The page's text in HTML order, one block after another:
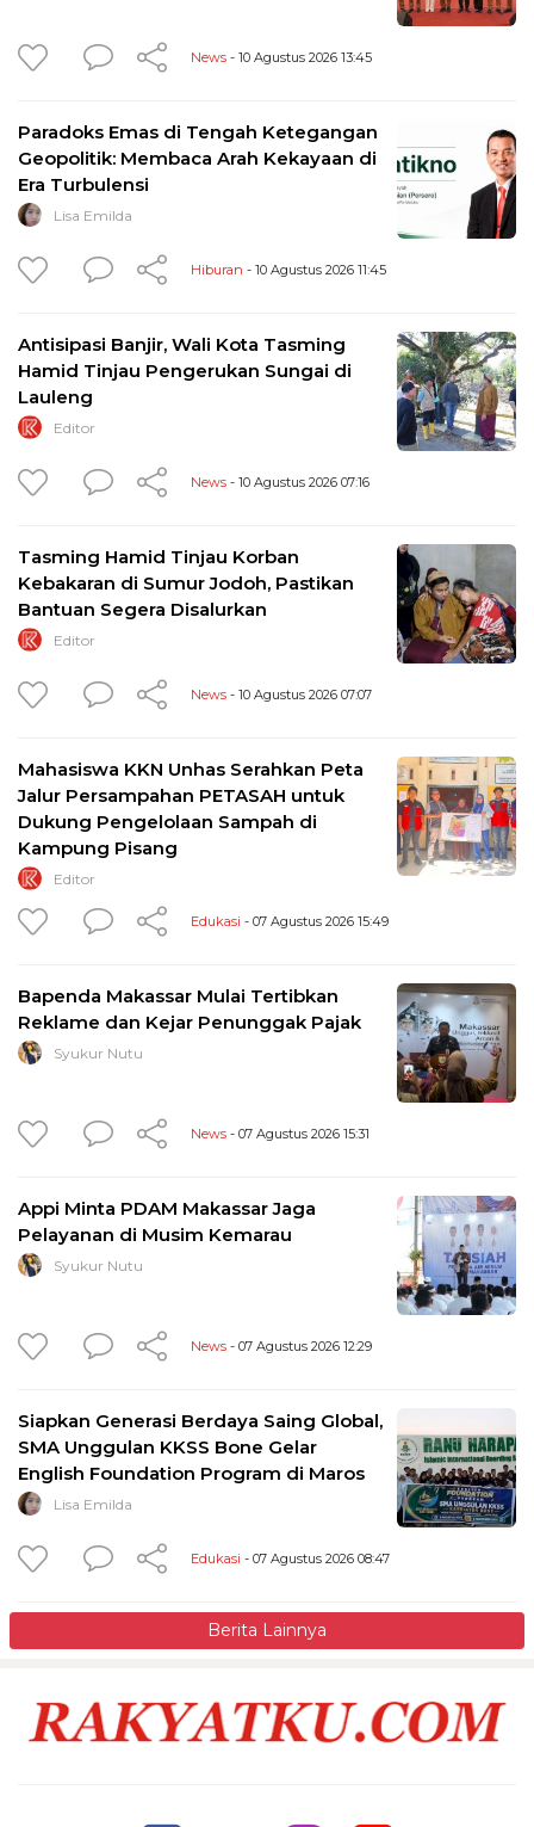
News - 10 Agustus 2026 13:45
Paradoks Emas di Tengah Ketegangan
Geopolitik: Membaca Arah Kekayaan di
Era Turbulensi
Lisa Emilda
Hiburan - 10 Agustus 2026 11:45
Antisipasi Banjir, Wali Kota Tasming
Hamid Tinjau Pengerukan Sungai di
Lauleng
Editor
News - 10 Agustus 2026 07:16
Tasming Hamid Tinjau Korban
Kebakaran di Sumur Jodoh, Pastikan
Bantuan Segera Disalurkan
Editor
News - 10 Agustus 2026 07:07
Mahasiswa KKN Unhas Serahkan Peta
Jalur Persampahan PETASAH untuk
Dukung Pengelolaan Sampah di
Kampung Pisang
Editor
Edukasi - 07 Agustus 2026 15:49
Bapenda Makassar Mulai Tertibkan
Reklame dan Kejar Penunggak Pajak
Syukur Nutu
News - 07 Agustus 2026 15:31
Appi Minta PDAM Makassar Jaga
Pelayanan di Musim Kemarau
Syukur Nutu
News - 07 Agustus 2026 12:29
Siapkan Generasi Berdaya Saing Global,
SMA Unggulan KKSS Bone Gelar
English Foundation Program di Maros
Lisa Emilda
Edukasi - 07 Agustus 2026 08:47
Berita Lainnya